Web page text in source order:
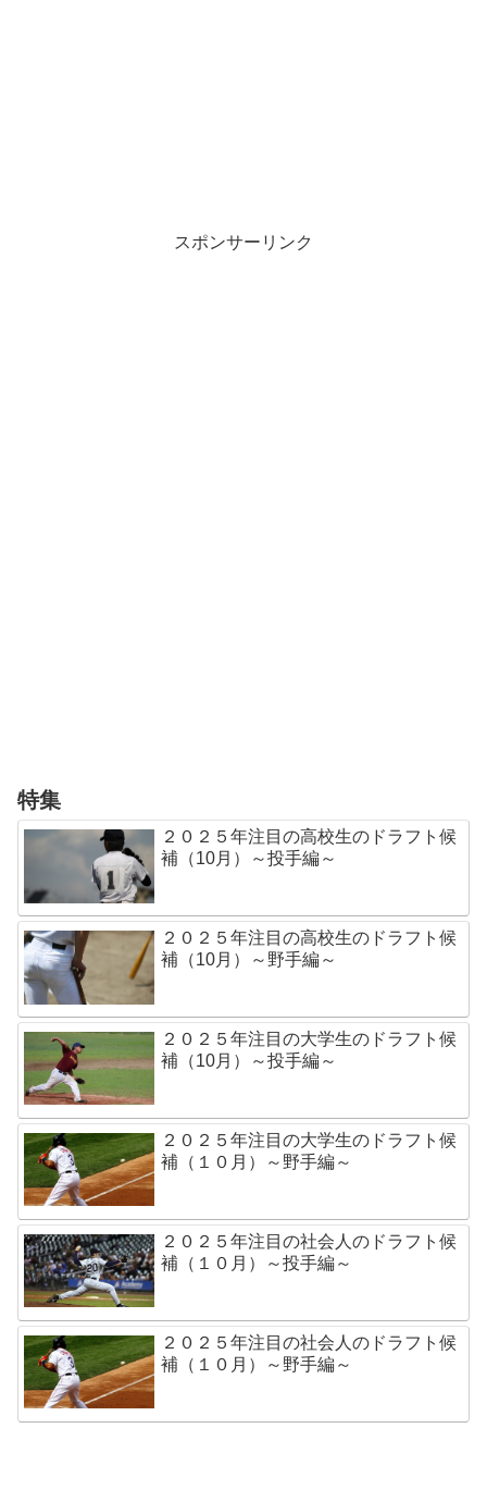
スポンサーリンク
特集
２０２５年注目の高校生のドラフト候
補（10月）～投手編～
２０２５年注目の高校生のドラフト候
補（10月）～野手編～
２０２５年注目の大学生のドラフト候
補（10月）～投手編～
２０２５年注目の大学生のドラフト候
補（１０月）～野手編～
２０２５年注目の社会人のドラフト候
補（１０月）～投手編～
２０２５年注目の社会人のドラフト候
補（１０月）～野手編～